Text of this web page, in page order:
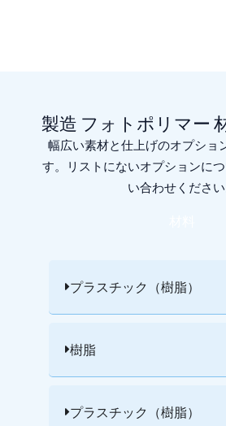
製造 フォトポリマー
幅広い素材と仕上げのオプショ
す。リストにないオプションに
い合わせください
プラスチック（樹脂）
樹脂
プラスチック（樹脂）